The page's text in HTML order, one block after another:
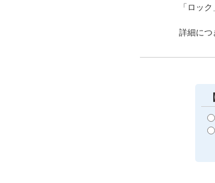
「ロッ
詳細につ